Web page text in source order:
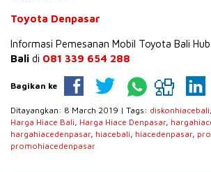
Toyota Denpasar
Informasi Pemesanan Mobil Toyota Bali Hub
Bali di 081 339 654 288
Bagikan ke
Ditayangkan: 8 March 2019 | Tags: diskonhiacebali,
Harga Hiace Bali, Harga Hiace Denpasar,
hargahiacedenpasar, hiacebali, hiacedenpasar,
promohiacedenpasar